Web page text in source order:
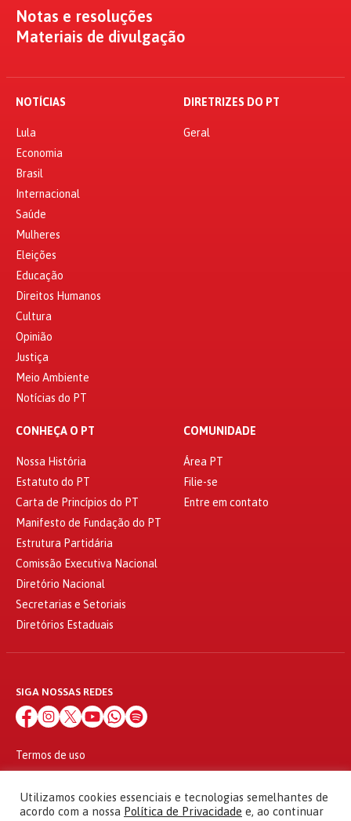
Notas e resoluções
Materiais de divulgação
NOTÍCIAS
Lula
Economia
Brasil
Internacional
Saúde
Mulheres
Eleições
Educação
Direitos Humanos
Cultura
Opinião
Justiça
Meio Ambiente
Notícias do PT
DIRETRIZES DO PT
Geral
CONHEÇA O PT
Nossa História
Estatuto do PT
Carta de Princípios do PT
Manifesto de Fundação do PT
Estrutura Partidária
Comissão Executiva Nacional
Diretório Nacional
Secretarias e Setoriais
Diretórios Estaduais
COMUNIDADE
Área PT
Filie-se
Entre em contato
SIGA NOSSAS REDES
Termos de uso
© 2010 - 2026
Partido dos Trabalhadores Todos os direitos reservados
Utilizamos cookies essenciais e tecnologias semelhantes de
acordo com a nossa Política de Privacidade e, ao continuar